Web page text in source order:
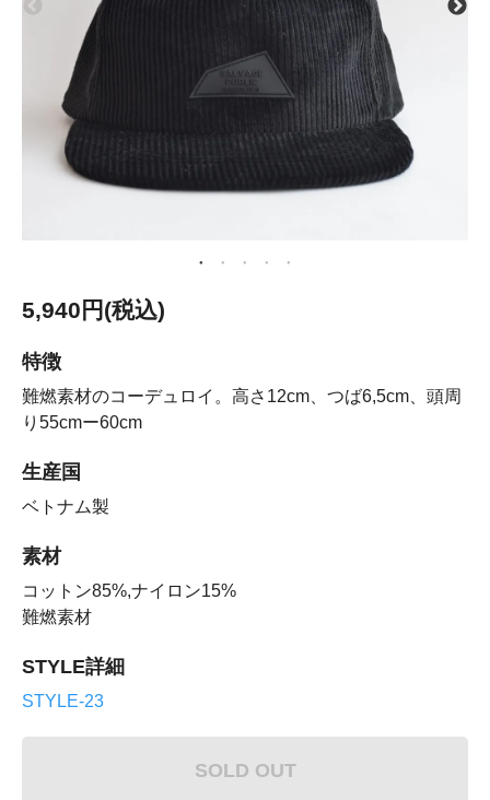
5,940円(税込)
特徴
難燃素材のコーデュロイ。高さ12cm、つば6,5cm、頭周
り55cmー60cm
生産国
ベトナム製
素材
コットン85%,ナイロン15%
難燃素材
STYLE詳細
STYLE-23
SOLD OUT